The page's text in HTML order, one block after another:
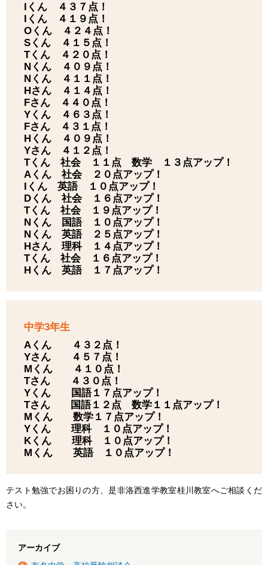
Iくん ４３７点！
Iくん ４１９点！
Oくん ４２４点！
Sくん ４１５点！
Tくん ４２０点！
Nくん ４０９点！
Nくん ４１１点！
Hさん ４１４点！
Fさん ４４０点！
Yくん ４６３点！
Fさん ４３１点！
Hくん ４０９点！
Yさん ４１２点！
Tくん 社会 １１点 数学 １３点アップ！
Aくん 社会 ２０点アップ！
Iくん 英語 １０点アップ！
Dくん 社会 １６点アップ！
Tくん 社会 １９点アップ！
Nくん 国語 １０点アップ！
Nくん 英語 ２５点アップ！
Hさん 理科 １４点アップ！
Tくん 社会 １６点アップ！
Hくん 英語 １７点アップ！
中学3年生
Aくん ４３２点！
Yさん ４５７点！
Mくん ４１０点！
Tさん ４３０点！
Yくん 国語１７点アップ！
Tさん 国語１２点 数学１１点アップ！
Mくん 数学１７点アップ！
Yくん 理科 １０点アップ！
Kくん 理科 １０点アップ！
Mくん 英語 １０点アップ！
テスト勉強でお困りの方、是非洛西進学教室桂川教室へご相談くだ
さい。
アーカイブ